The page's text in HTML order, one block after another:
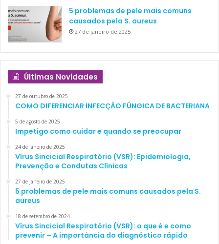
5 problemas de pele mais comuns
causados pela S. aureus
27 de janeiro de 2025
Últimas Novidades
27 de outubro de 2025
COMO DIFERENCIAR INFECÇÃO FÚNGICA DE BACTERIANA
5 de agosto de 2025
Impetigo como cuidar e quando se preocupar
24 de janeiro de 2025
Vírus Sincicial Respiratório (VSR): Epidemiologia,
Prevenção e Condutas Clínicas
27 de janeiro de 2025
5 problemas de pele mais comuns causados pela S.
aureus
18 de setembro de 2024
Vírus Sincicial Respiratório (VSR): o que é e como
prevenir – A importância do diagnóstico rápido